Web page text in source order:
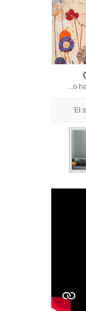
...o
El